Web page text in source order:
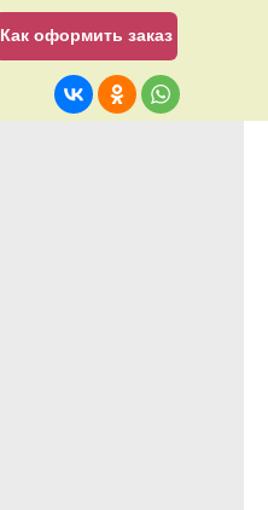
Как оформить заказ